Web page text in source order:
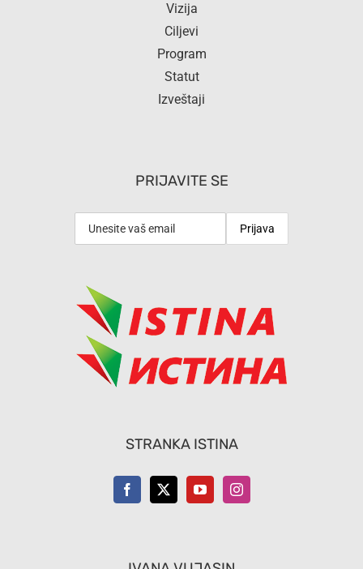
Vizija
Ciljevi
Program
Statut
Izveštaji
PRIJAVITE SE
STRANKA ISTINA